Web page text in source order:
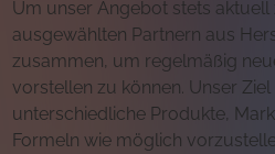
Um unser Angebot stets
ausgewählten Partnern aus
zusammen, um regelmäßig
vorstellen zu können. Unser Ziel
unterschiedliche Produkte,
Formeln wie möglich